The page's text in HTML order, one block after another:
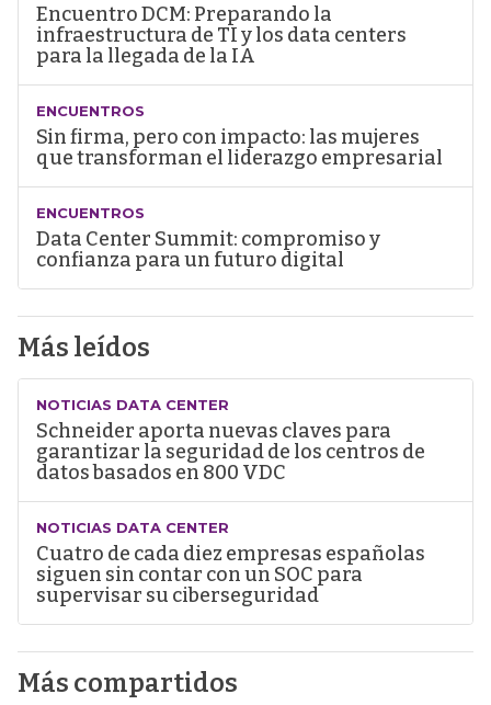
Encuentro DCM: Preparando la
infraestructura de TI y los data centers
para la llegada de la IA
ENCUENTROS
Sin firma, pero con impacto: las mujeres
que transforman el liderazgo empresarial
ENCUENTROS
Data Center Summit: compromiso y
confianza para un futuro digital
Más leídos
NOTICIAS DATA CENTER
Schneider aporta nuevas claves para
garantizar la seguridad de los centros de
datos basados en 800 VDC
NOTICIAS DATA CENTER
Cuatro de cada diez empresas españolas
siguen sin contar con un SOC para
supervisar su ciberseguridad
Más compartidos